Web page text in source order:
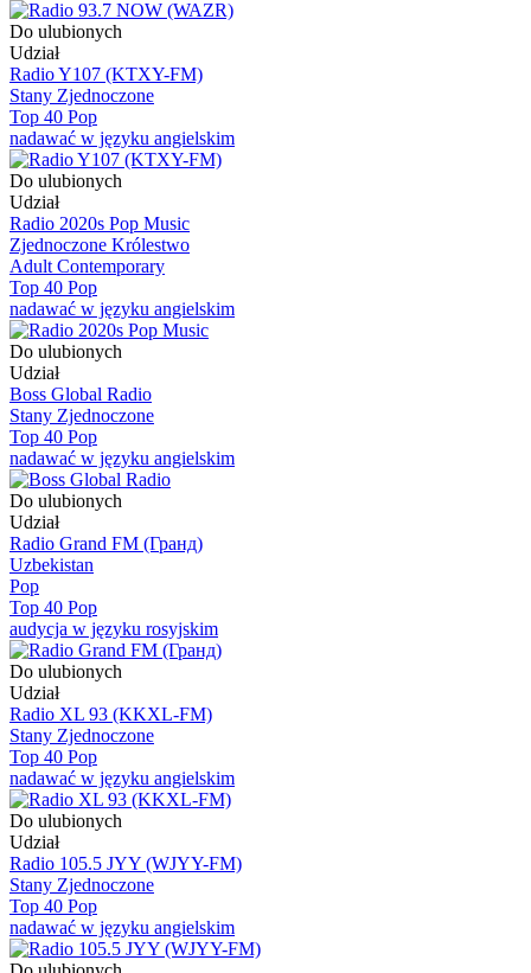
Do ulubionych
Udział
Radio Y107 (KTXY-FM)
Stany Zjednoczone
Top 40 Pop
nadawać w języku angielskim
Do ulubionych
Udział
Radio 2020s Pop Music
Zjednoczone Królestwo
Adult Contemporary
Top 40 Pop
nadawać w języku angielskim
Do ulubionych
Udział
Boss Global Radio
Stany Zjednoczone
Top 40 Pop
nadawać w języku angielskim
Do ulubionych
Udział
Radio Grand FM (Гранд)
Uzbekistan
Pop
Top 40 Pop
audycja w języku rosyjskim
Do ulubionych
Udział
Radio XL 93 (KKXL-FM)
Stany Zjednoczone
Top 40 Pop
nadawać w języku angielskim
Do ulubionych
Udział
Radio 105.5 JYY (WJYY-FM)
Stany Zjednoczone
Top 40 Pop
nadawać w języku angielskim